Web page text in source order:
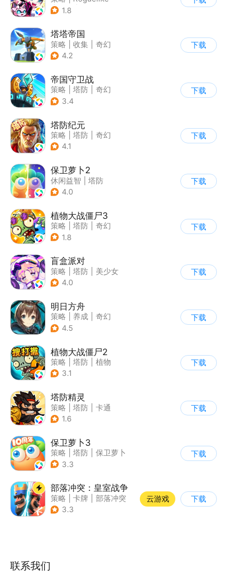
| 末日
1.8
塔塔帝国
策略 收集
奇幻
| 卡通
4.2
下载
帝国守卫战
策略 塔防
奇幻
| 卡通
3.4
下载
塔防纪元
策略 塔防
奇幻
| 欧美风
4.1
下载
保卫萝卜2
休闲益智
塔防
| 保卫萝卜
4.0
下载
植物大战僵尸3
策略 塔防
奇幻
| 开放世界
1.8
下载
盲盒派对
策略 塔防
美少女
| 卡通
4.0
下载
明日方舟
策略 养成
奇幻
| 废土
4.5
下载
植物大战僵尸2
策略 塔防
植物
| 植物大战僵尸
3.1
下载
塔防精灵
策略 塔防
卡通
| 自走棋
1.6
下载
保卫萝卜3
策略 塔防
保卫萝卜
| 卡通
3.3
下载
部落冲突：皇室战争
策略 卡牌
部落冲突
| 卡通
3.3
云游戏 下载
联系我们